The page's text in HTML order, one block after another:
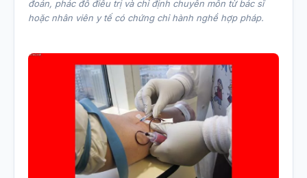
đoán, phác đồ điều trị và chỉ định chuyên môn từ bác sĩ
hoặc nhân viên y tế có chứng chỉ hành nghề hợp pháp.